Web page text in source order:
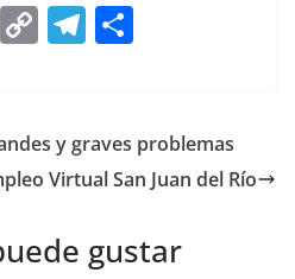
W C
y
Li
k
T
gr
a
e
y graves problemas
Virtual San Juan del Río
gustar